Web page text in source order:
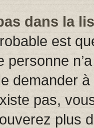
dans la
est
personne
demander à
pas,
plus